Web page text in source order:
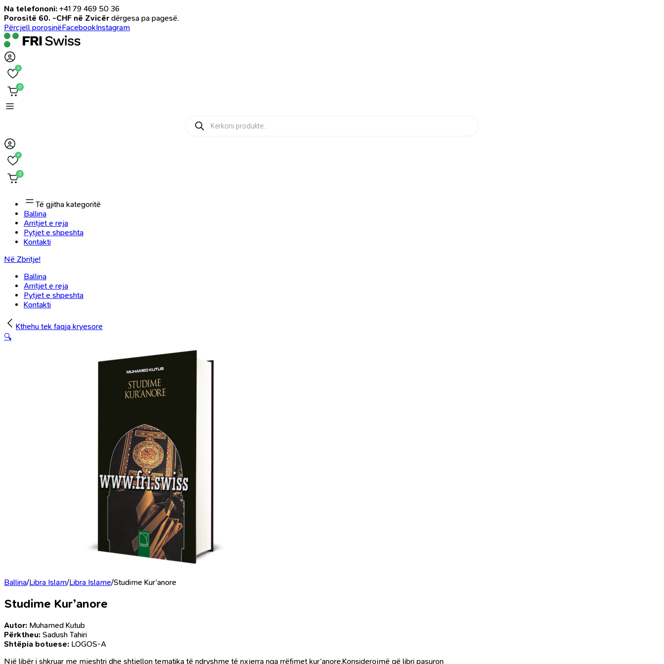
Na telefononi: +41 79 469 50 36
Porositë 60. -CHF në Zvicër dërgesa pa pagesë.
Përcjell porosinëFacebookInstagram
0
0
Products
search
0
0
Të gjitha kategoritë
Ballina
Arritjet e reja
Pytjet e shpeshta
Kontakti
Në Zbritje!
Ballina
Arritjet e reja
Pytjet e shpeshta
Kontakti
Kthehu tek faqja kryesore
🔍
Ballina/Libra Islam/Libra Islame/Studime Kur’anore
Studime Kur’anore
Autor: Muhamed Kutub
Përktheu: Sadush Tahiri
Shtëpia botuese: LOGOS-A
Një libër i shkruar me mjeshtri dhe shtjellon tematika të ndryshme të nxjerra nga rrëfimet kur’anore.Konsiderojmë që libri pasuron